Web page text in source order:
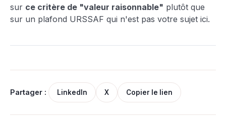
sur ce critère de "valeur raisonnable" plutôt que
sur un plafond URSSAF qui n'est pas votre sujet ici.
Partager : LinkedIn X Copier le lien